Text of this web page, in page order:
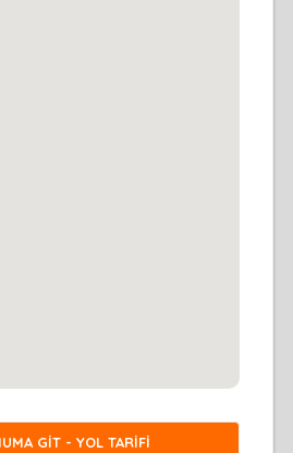
GİT - YOL TARİFİ